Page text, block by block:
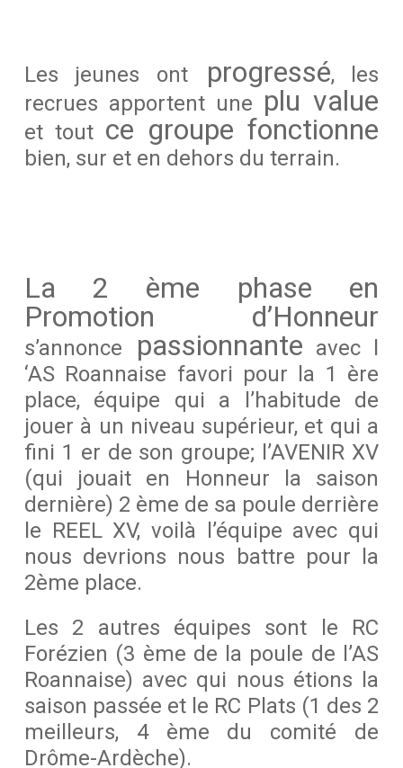
Les jeunes ont progressé, les
recrues apportent une plu value
et tout ce groupe fonctionne
bien, sur et en dehors du terrain.
La 2 ème phase en
Promotion d’Honneur
s’annonce passionnante avec l
‘AS Roannaise favori pour la 1 ère
place, équipe qui a l’habitude de
jouer à un niveau supérieur, et qui a
fini 1 er de son groupe; l’AVENIR XV
(qui jouait en Honneur la saison
dernière) 2 ème de sa poule derrière
le REEL XV, voilà l’équipe avec qui
nous devrions nous battre pour la
2ème place.
Les 2 autres équipes sont le RC
Forézien (3 ème de la poule de l’AS
Roannaise) avec qui nous étions la
saison passée et le RC Plats (1 des 2
meilleurs, 4 ème du comité de
Drôme-Ardèche).